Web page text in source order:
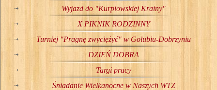
Wyjazd do "Kurpiowskiej Krainy"
X PIKNIK RODZINNY
Turniej "Pragnę zwyciężyć" w Golubiu-Dobrzyniu
DZIEŃ DOBRA
Targi pracy
Śniadanie Wielkanocne w Naszych WTZ